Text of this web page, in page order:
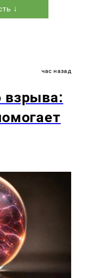
↓
час назад
взрыва: